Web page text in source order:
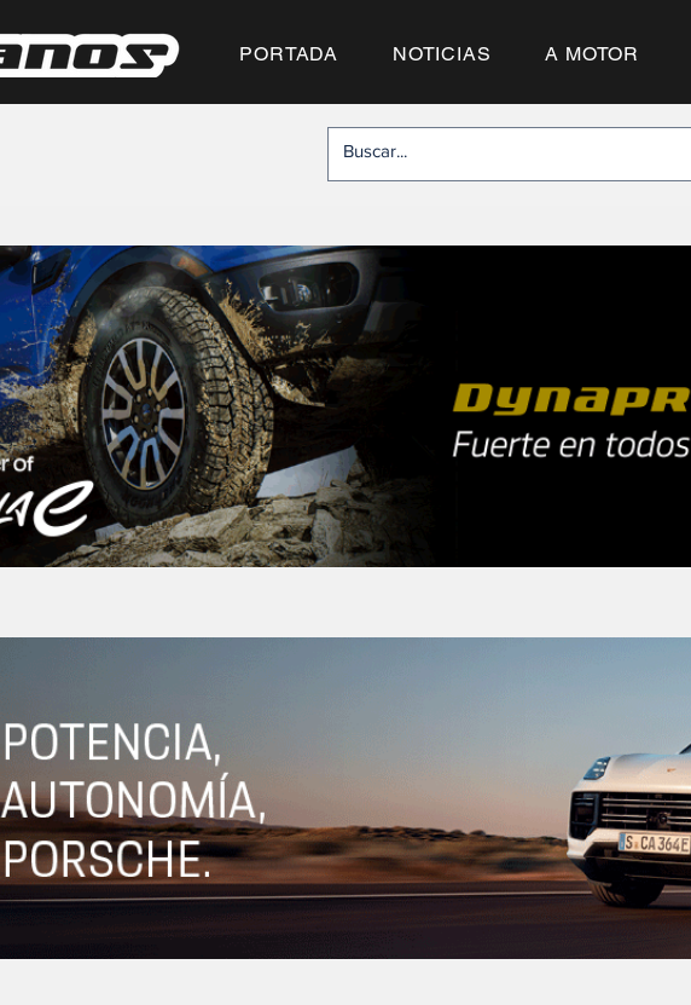
PORTADA NOTICIAS A MOTOR